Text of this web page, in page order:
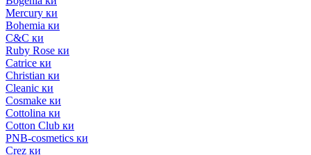
Mercury ки
Bohemia ки
C&C ки
Ruby Rose ки
Catrice ки
Christian ки
Cleanic ки
Cosmake ки
Cottolina ки
Cotton Club ки
PNB-cosmetics ки
Crez ки